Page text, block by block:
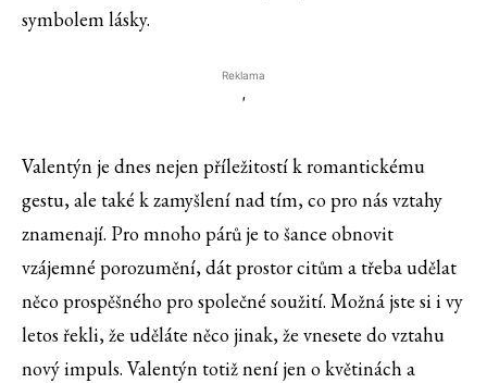
symbolem lásky.
Reklama
'
Valentýn je dnes nejen příležitostí k romantickému
gestu, ale také k zamyšlení nad tím, co pro nás vztahy
znamenají. Pro mnoho párů je to šance obnovit
vzájemné porozumění, dát prostor citům a třeba udělat
něco prospěšného pro společné soužití. Možná jste si i vy
letos řekli, že uděláte něco jinak, že vnesete do vztahu
nový impuls. Valentýn totiž není jen o květinách a